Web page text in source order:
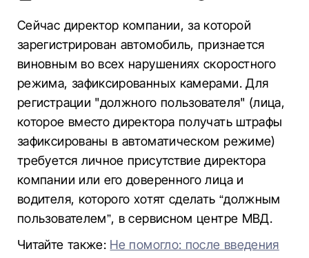
Сейчас директор компании, за которой
зарегистрирован автомобиль, признается
виновным во всех нарушениях скоростного
режима, зафиксированных камерами. Для
регистрации "должного пользователя" (лица,
которое вместо директора получать штрафы
зафиксированы в автоматическом режиме)
требуется личное присутствие директора
компании или его доверенного лица и
водителя, которого хотят сделать “должным
пользователем”, в сервисном центре МВД.
Читайте также: Не помогло: после введения